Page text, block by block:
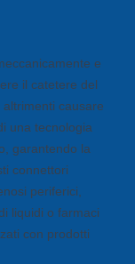
e
il catetere del
causare
una tecnologia
garantendo la
connettori
periferici,
liquidi o farmaci
con prodotti